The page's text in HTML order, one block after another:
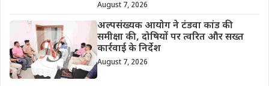
August 7, 2026
अल्पसंख्यक आयोग ने टंडवा कांड की
समीक्षा की, दोषियों पर त्वरित और सख्त
कार्रवाई के निर्देश
August 7, 2026